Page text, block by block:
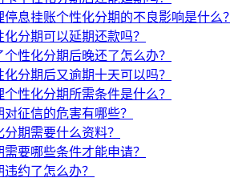
息挂账个性化分期的不良影响是什么？
分期可以延期还款吗？
性化分期后晚还了怎么办？
分期后又逾期十天可以吗？
性化分期所需条件是什么？
征信的危害有哪些？
期需要什么资料？
要哪些条件才能申请？
约了怎么办？